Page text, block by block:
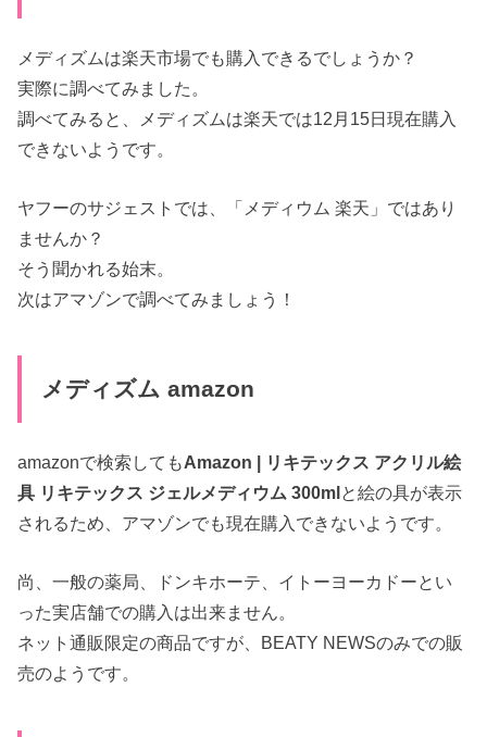
メディズムは楽天市場でも購入できるでしょうか？
実際に調べてみました。
調べてみると、メディズムは楽天では12月15日現在購入
できないようです。
ヤフーのサジェストでは、「メディウム 楽天」ではあり
ませんか？
そう聞かれる始末。
次はアマゾンで調べてみましょう！
メディズム amazon
amazonで検索してもAmazon | リキテックス アクリル絵
具 リキテックス ジェルメディウム 300mlと絵の具が表示
されるため、アマゾンでも現在購入できないようです。
尚、一般の薬局、ドンキホーテ、イトーヨーカドーとい
った実店舗での購入は出来ません。
ネット通販限定の商品ですが、BEATY NEWSのみでの販
売のようです。